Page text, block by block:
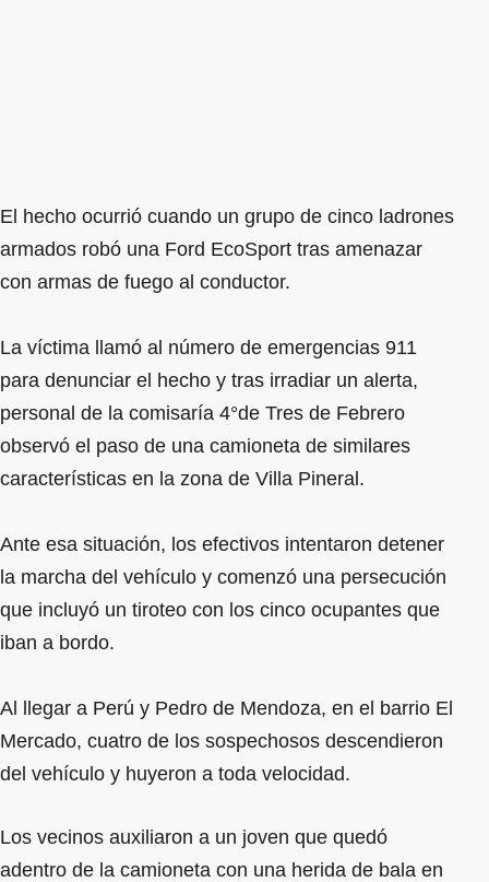
El hecho ocurrió cuando un grupo de cinco ladrones
armados robó una Ford EcoSport tras amenazar
con armas de fuego al conductor.
La víctima llamó al número de emergencias 911
para denunciar el hecho y tras irradiar un alerta,
personal de la comisaría 4°de Tres de Febrero
observó el paso de una camioneta de similares
características en la zona de Villa Pineral.
Ante esa situación, los efectivos intentaron detener
la marcha del vehículo y comenzó una persecución
que incluyó un tiroteo con los cinco ocupantes que
iban a bordo.
Al llegar a Perú y Pedro de Mendoza, en el barrio El
Mercado, cuatro de los sospechosos descendieron
del vehículo y huyeron a toda velocidad.
Los vecinos auxiliaron a un joven que quedó
adentro de la camioneta con una herida de bala en